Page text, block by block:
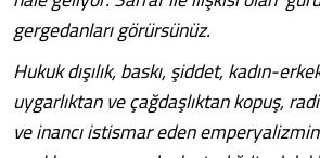
gergedanları görürsünüz.
Hukuk dışılık, baskı, şiddet, kadın-
uygarlıktan ve çağdaşlıktan kopuş,
ve inancı istismar eden